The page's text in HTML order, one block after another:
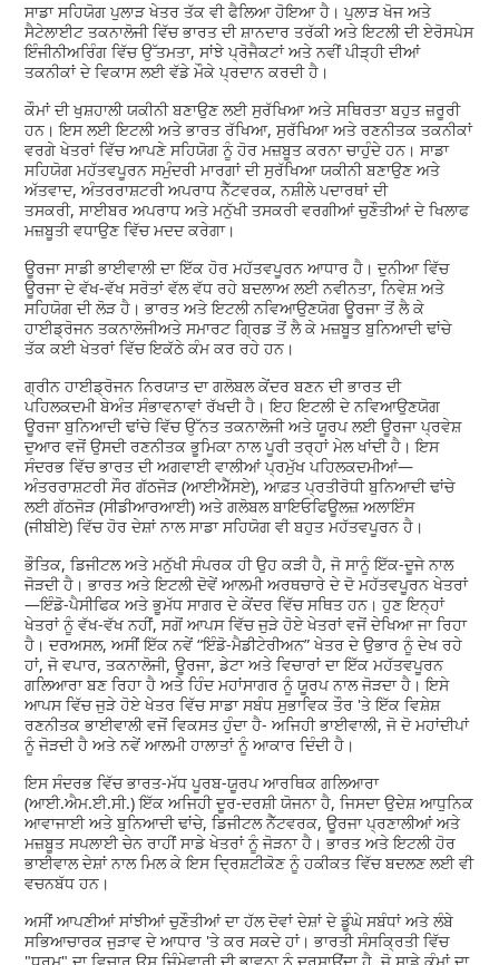
ਸਾਡਾ ਸਹਿਯੋਗ ਪੁਲਾੜ ਖੇਤਰ ਤੱਕ ਵੀ ਫੈਲਿਆ ਹੋਇਆ ਹੈ। ਪੁਲਾੜ ਖੋਜ ਅਤੇ
ਸੈਟੇਲਾਈਟ ਤਕਨਾਲੋਜੀ ਵਿੱਚ ਭਾਰਤ ਦੀ ਸ਼ਾਨਦਾਰ ਤਰੱਕੀ ਅਤੇ ਇਟਲੀ ਦੀ ਏਰੋਸਪੇਸ
ਇੰਜੀਨੀਅਰਿੰਗ ਵਿੱਚ ਉੱਤਮਤਾ, ਸਾਂਝੇ ਪ੍ਰੋਜੈਕਟਾਂ ਅਤੇ ਨਵੀਂ ਪੀੜ੍ਹੀ ਦੀਆਂ
ਤਕਨੀਕਾਂ ਦੇ ਵਿਕਾਸ ਲਈ ਵੱਡੇ ਮੌਕੇ ਪ੍ਰਦਾਨ ਕਰਦੀ ਹੈ।
ਕੌਮਾਂ ਦੀ ਖੁਸ਼ਹਾਲੀ ਯਕੀਨੀ ਬਣਾਉਣ ਲਈ ਸੁਰੱਖਿਆ ਅਤੇ ਸਥਿਰਤਾ ਬਹੁਤ ਜ਼ਰੂਰੀ
ਹਨ। ਇਸ ਲਈ ਇਟਲੀ ਅਤੇ ਭਾਰਤ ਰੱਖਿਆ, ਸੁਰੱਖਿਆ ਅਤੇ ਰਣਨੀਤਕ ਤਕਨੀਕਾਂ
ਵਰਗੇ ਖੇਤਰਾਂ ਵਿੱਚ ਆਪਣੇ ਸਹਿਯੋਗ ਨੂੰ ਹੋਰ ਮਜ਼ਬੂਤ ਕਰਨਾ ਚਾਹੁੰਦੇ ਹਨ। ਸਾਡਾ
ਸਹਿਯੋਗ ਮਹੱਤਵਪੂਰਨ ਸਮੁੰਦਰੀ ਮਾਰਗਾਂ ਦੀ ਸੁਰੱਖਿਆ ਯਕੀਨੀ ਬਣਾਉਣ ਅਤੇ
ਅੱਤਵਾਦ, ਅੰਤਰਰਾਸ਼ਟਰੀ ਅਪਰਾਧ ਨੈੱਟਵਰਕ, ਨਸ਼ੀਲੇ ਪਦਾਰਥਾਂ ਦੀ
ਤਸਕਰੀ, ਸਾਈਬਰ ਅਪਰਾਧ ਅਤੇ ਮਨੁੱਖੀ ਤਸਕਰੀ ਵਰਗੀਆਂ ਚੁਣੌਤੀਆਂ ਦੇ ਖਿਲਾਫ
ਮਜ਼ਬੂਤੀ ਵਧਾਉਣ ਵਿੱਚ ਮਦਦ ਕਰੇਗਾ।
ਊਰਜਾ ਸਾਡੀ ਭਾਈਵਾਲੀ ਦਾ ਇੱਕ ਹੋਰ ਮਹੱਤਵਪੂਰਨ ਆਧਾਰ ਹੈ। ਦੁਨੀਆ ਵਿੱਚ
ਊਰਜਾ ਦੇ ਵੱਖ-ਵੱਖ ਸਰੋਤਾਂ ਵੱਲ ਵੱਧ ਰਹੇ ਬਦਲਾਅ ਲਈ ਨਵੀਨਤਾ, ਨਿਵੇਸ਼ ਅਤੇ
ਸਹਿਯੋਗ ਦੀ ਲੋੜ ਹੈ। ਭਾਰਤ ਅਤੇ ਇਟਲੀ ਨਵਿਆਉਣਯੋਗ ਊਰਜਾ ਤੋਂ ਲੈ ਕੇ
ਹਾਈਡ੍ਰੋਜਨ ਤਕਨਾਲੋਜੀਅਤੇ ਸਮਾਰਟ ਗ੍ਰਿਡ ਤੋਂ ਲੈ ਕੇ ਮਜ਼ਬੂਤ ਬੁਨਿਆਦੀ ਢਾਂਚੇ
ਤੱਕ ਕਈ ਖੇਤਰਾਂ ਵਿੱਚ ਇਕੱਠੇ ਕੰਮ ਕਰ ਰਹੇ ਹਨ।
ਗ੍ਰੀਨ ਹਾਈਡ੍ਰੋਜਨ ਨਿਰਯਾਤ ਦਾ ਗਲੋਬਲ ਕੇਂਦਰ ਬਣਨ ਦੀ ਭਾਰਤ ਦੀ
ਪਹਿਲਕਦਮੀ ਬੇਅੰਤ ਸੰਭਾਵਨਾਵਾਂ ਰੱਖਦੀ ਹੈ। ਇਹ ਇਟਲੀ ਦੇ ਨਵਿਆਉਣਯੋਗ
ਊਰਜਾ ਬੁਨਿਆਦੀ ਢਾਂਚੇ ਵਿੱਚ ਉੱਨਤ ਤਕਨਾਲੋਜੀ ਅਤੇ ਯੂਰਪ ਲਈ ਊਰਜਾ ਪ੍ਰਵੇਸ਼
ਦੁਆਰ ਵਜੋਂ ਉਸਦੀ ਰਣਨੀਤਕ ਭੂਮਿਕਾ ਨਾਲ ਪੂਰੀ ਤਰ੍ਹਾਂ ਮੇਲ ਖਾਂਦੀ ਹੈ। ਇਸ
ਸੰਦਰਭ ਵਿੱਚ ਭਾਰਤ ਦੀ ਅਗਵਾਈ ਵਾਲੀਆਂ ਪ੍ਰਮੁੱਖ ਪਹਿਲਕਦਮੀਆਂ—
ਅੰਤਰਰਾਸ਼ਟਰੀ ਸੌਰ ਗੱਠਜੋੜ (ਆਈਐੱਸਏ), ਆਫ਼ਤ ਪ੍ਰਤੀਰੋਧੀ ਬੁਨਿਆਦੀ ਢਾਂਚੇ
ਲਈ ਗੱਠਜੋੜ (ਸੀਡੀਆਰਆਈ) ਅਤੇ ਗਲੋਬਲ ਬਾਇਓਫਿਊਲਜ਼ ਅਲਾਇੰਸ
(ਜੀਬੀਏ) ਵਿੱਚ ਹੋਰ ਦੇਸ਼ਾਂ ਨਾਲ ਸਾਡਾ ਸਹਿਯੋਗ ਵੀ ਬਹੁਤ ਮਹੱਤਵਪੂਰਨ ਹੈ।
ਭੌਤਿਕ, ਡਿਜੀਟਲ ਅਤੇ ਮਨੁੱਖੀ ਸੰਪਰਕ ਹੀ ਉਹ ਕੜੀ ਹੈ, ਜੋ ਸਾਨੂੰ ਇੱਕ-ਦੂਜੇ ਨਾਲ
ਜੋੜਦੀ ਹੈ। ਭਾਰਤ ਅਤੇ ਇਟਲੀ ਦੋਵੇਂ ਆਲਮੀ ਅਰਥਚਾਰੇ ਦੇ ਦੋ ਮਹੱਤਵਪੂਰਨ ਖੇਤਰਾਂ
—ਇੰਡੋ-ਪੈਸੀਫਿਕ ਅਤੇ ਭੂਮੱਧ ਸਾਗਰ ਦੇ ਕੇਂਦਰ ਵਿੱਚ ਸਥਿਤ ਹਨ। ਹੁਣ ਇਨ੍ਹਾਂ
ਖੇਤਰਾਂ ਨੂੰ ਵੱਖ-ਵੱਖ ਨਹੀਂ, ਸਗੋਂ ਆਪਸ ਵਿੱਚ ਜੁੜੇ ਹੋਏ ਖੇਤਰਾਂ ਵਜੋਂ ਦੇਖਿਆ ਜਾ ਰਿਹਾ
ਹੈ। ਦਰਅਸਲ, ਅਸੀਂ ਇੱਕ ਨਵੇਂ “ਇੰਡੋ-ਮੈਡੀਟੇਰੀਅਨ” ਖੇਤਰ ਦੇ ਉਭਾਰ ਨੂੰ ਦੇਖ ਰਹੇ
ਹਾਂ, ਜੋ ਵਪਾਰ, ਤਕਨਾਲੋਜੀ, ਊਰਜਾ, ਡੇਟਾ ਅਤੇ ਵਿਚਾਰਾਂ ਦਾ ਇੱਕ ਮਹੱਤਵਪੂਰਨ
ਗਲਿਆਰਾ ਬਣ ਰਿਹਾ ਹੈ ਅਤੇ ਹਿੰਦ ਮਹਾਂਸਾਗਰ ਨੂੰ ਯੂਰਪ ਨਾਲ ਜੋੜਦਾ ਹੈ। ਇਸੇ
ਆਪਸ ਵਿੱਚ ਜੁੜੇ ਹੋਏ ਖੇਤਰ ਵਿੱਚ ਸਾਡਾ ਸਬੰਧ ਸੁਭਾਵਿਕ ਤੌਰ 'ਤੇ ਇੱਕ ਵਿਸ਼ੇਸ਼
ਰਣਨੀਤਕ ਭਾਈਵਾਲੀ ਵਜੋਂ ਵਿਕਸਤ ਹੁੰਦਾ ਹੈ- ਅਜਿਹੀ ਭਾਈਵਾਲੀ, ਜੋ ਦੋ ਮਹਾਂਦੀਪਾਂ
ਨੂੰ ਜੋੜਦੀ ਹੈ ਅਤੇ ਨਵੇਂ ਆਲਮੀ ਹਾਲਾਤਾਂ ਨੂੰ ਆਕਾਰ ਦਿੰਦੀ ਹੈ।
ਇਸ ਸੰਦਰਭ ਵਿੱਚ ਭਾਰਤ-ਮੱਧ ਪੂਰਬ-ਯੂਰਪ ਆਰਥਿਕ ਗਲਿਆਰਾ
(ਆਈ.ਐਮ.ਈ.ਸੀ.) ਇੱਕ ਅਜਿਹੀ ਦੂਰ-ਦਰਸ਼ੀ ਯੋਜਨਾ ਹੈ, ਜਿਸਦਾ ਉਦੇਸ਼ ਆਧੁਨਿਕ
ਆਵਾਜਾਈ ਅਤੇ ਬੁਨਿਆਦੀ ਢਾਂਚੇ, ਡਿਜੀਟਲ ਨੈੱਟਵਰਕ, ਊਰਜਾ ਪ੍ਰਣਾਲੀਆਂ ਅਤੇ
ਮਜ਼ਬੂਤ ਸਪਲਾਈ ਚੇਨ ਰਾਹੀਂ ਸਾਡੇ ਖੇਤਰਾਂ ਨੂੰ ਜੋੜਨਾ ਹੈ। ਭਾਰਤ ਅਤੇ ਇਟਲੀ ਹੋਰ
ਭਾਈਵਾਲ ਦੇਸ਼ਾਂ ਨਾਲ ਮਿਲ ਕੇ ਇਸ ਦ੍ਰਿਸ਼ਟੀਕੋਣ ਨੂੰ ਹਕੀਕਤ ਵਿੱਚ ਬਦਲਣ ਲਈ ਵੀ
ਵਚਨਬੱਧ ਹਨ।
ਅਸੀਂ ਆਪਣੀਆਂ ਸਾਂਝੀਆਂ ਚੁਣੌਤੀਆਂ ਦਾ ਹੱਲ ਦੋਵਾਂ ਦੇਸ਼ਾਂ ਦੇ ਡੂੰਘੇ ਸਬੰਧਾਂ ਅਤੇ ਲੰਬੇ
ਸਭਿਆਚਾਰਕ ਜੁੜਾਵ ਦੇ ਆਧਾਰ 'ਤੇ ਕਰ ਸਕਦੇ ਹਾਂ। ਭਾਰਤੀ ਸੰਸਕ੍ਰਿਤੀ ਵਿੱਚ